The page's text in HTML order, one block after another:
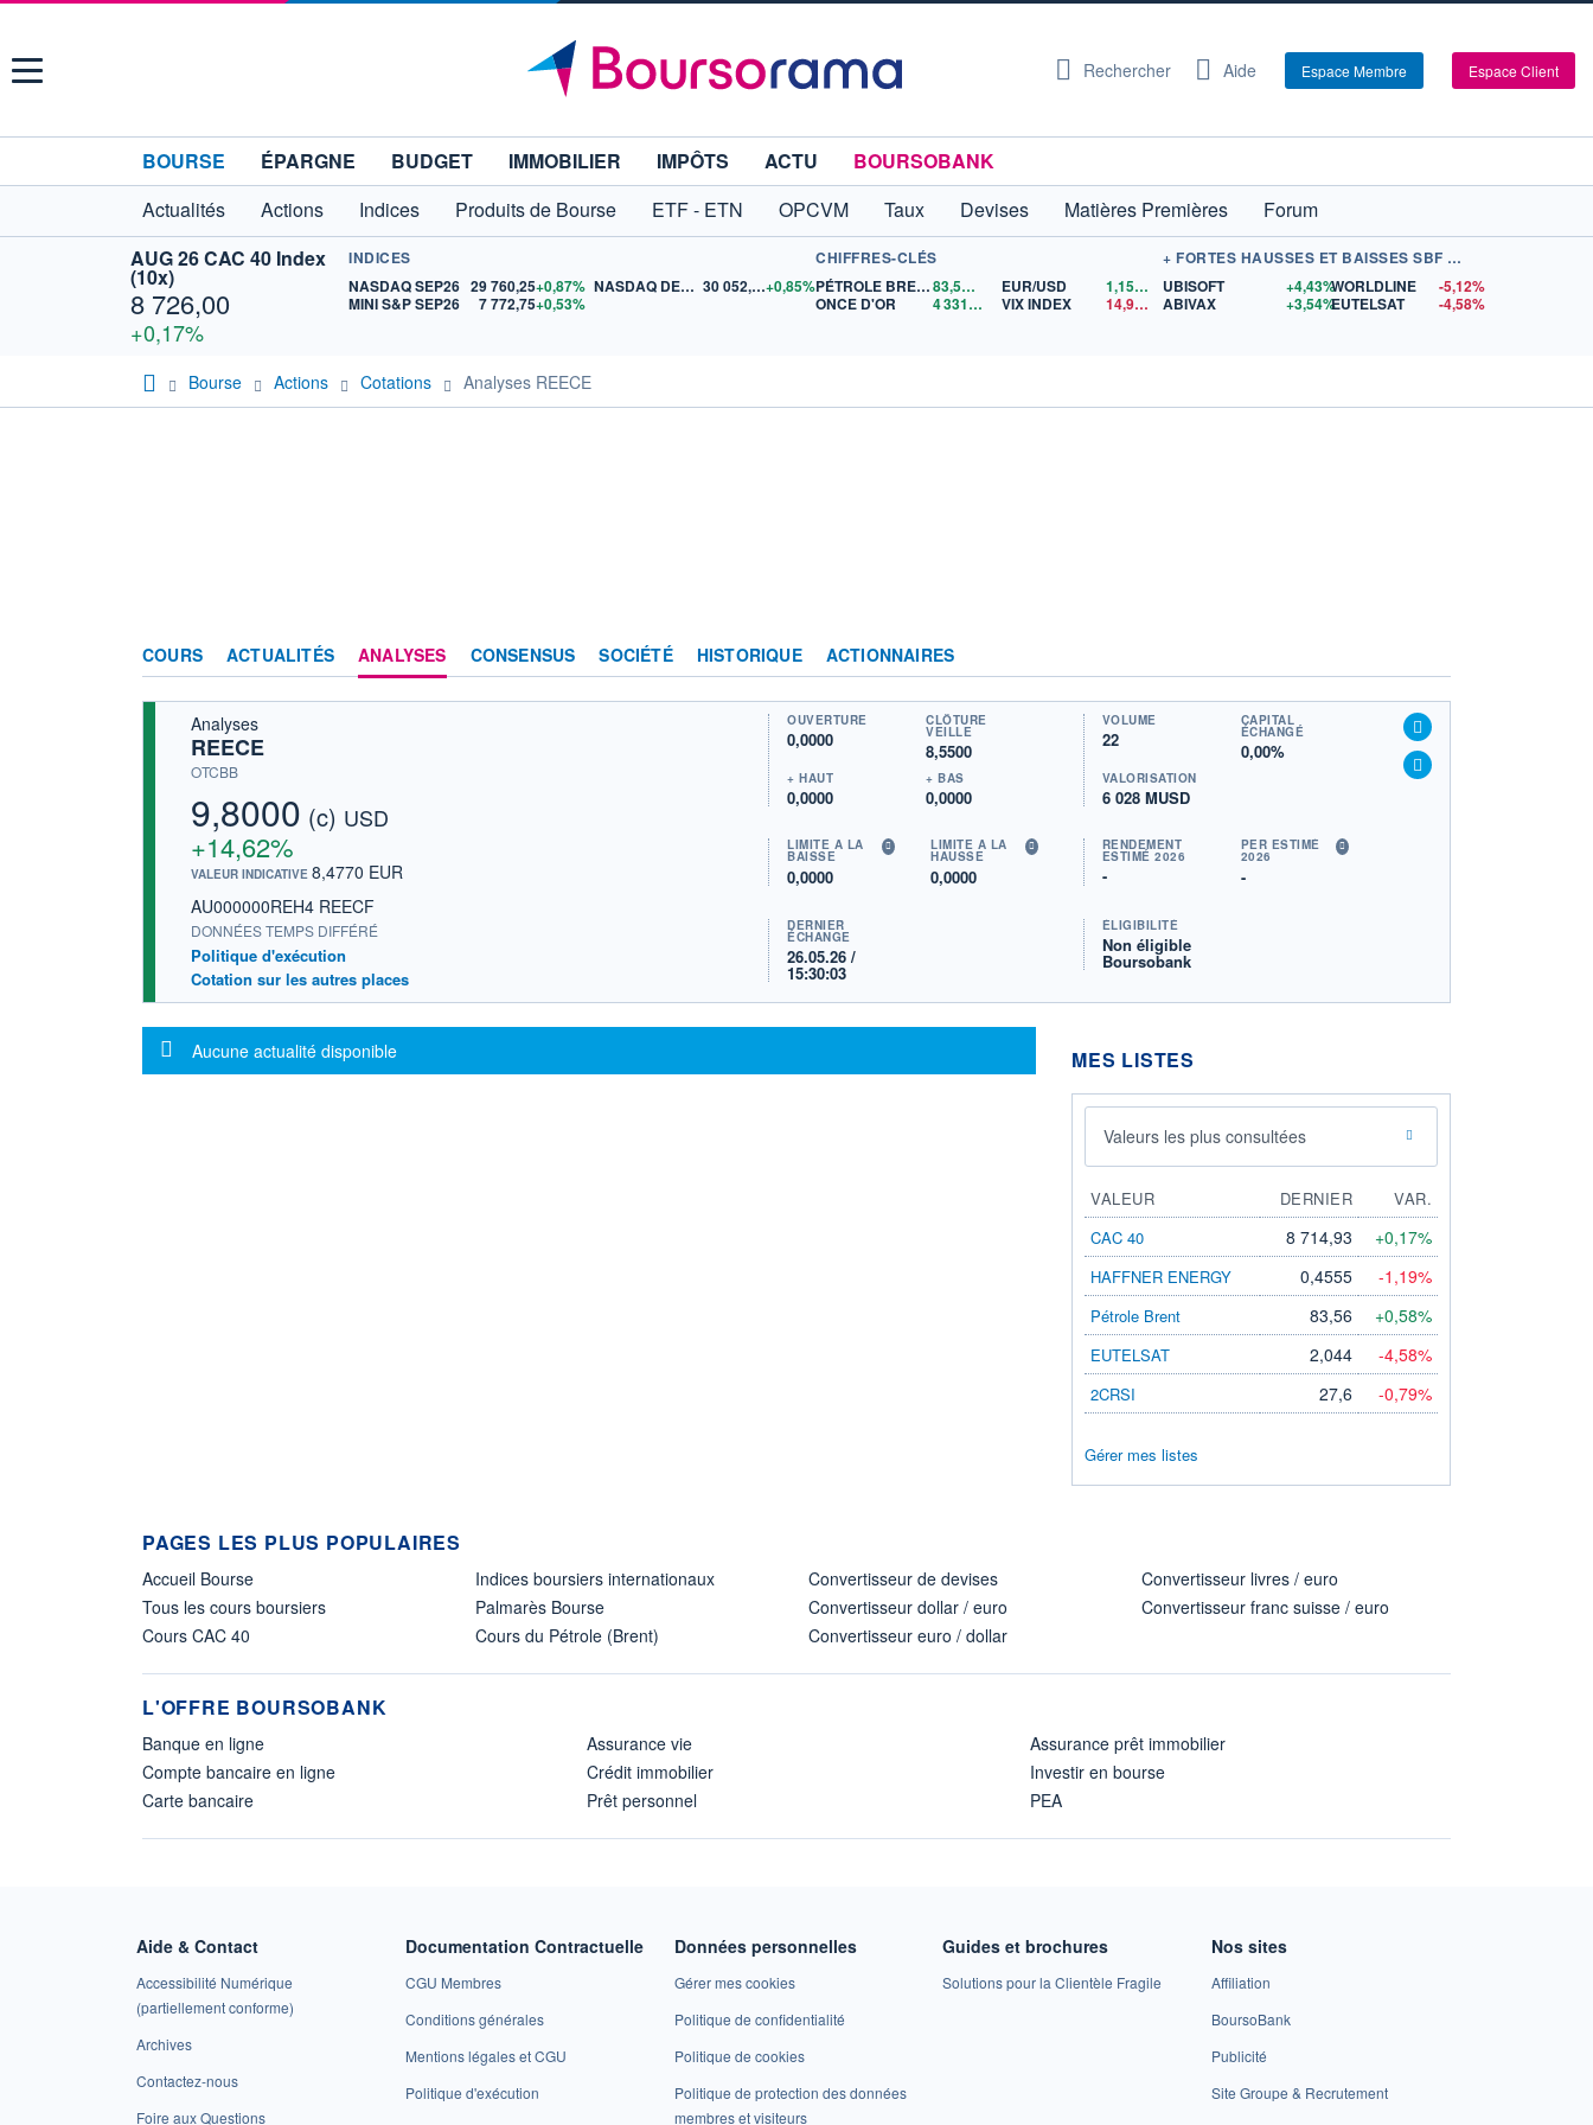
Menu Rechercher Aide Espace Membre Espace Client
BOURSE ÉPARGNE BUDGET IMMOBILIER IMPÔTS ACTU
BOURSOBANK
Actualités
Actions Indices Produits de Bourse ETF - ETN OPCVM Taux Devises Matières Premières
Forum
AUG 26 CAC 40 Index
(10x)
8 726,00
+0,17%
INDICES
NASDAQ SEP26 29 760,25+0,87%
MINI S&P SEP26
7 772,75+0,53%
NASDAQ DEC26 30 052,00+0,85%
CHIFFRES-CLÉS
PÉTROLE BRENT
83,56$US
ONCE D'OR
4 331,05 $US
EUR/USD 1,1560
$US
VIX INDEX
14,97$US
+ FORTES HAUSSES ET BAISSES SBF 120
UBISOFT
+4,43%
ABIVAX
+3,54%
WORLDLINE
-5,12%
EUTELSAT
-4,58%
Bourse Actions Cotations Analyses REECE
COURS ACTUALITÉS ANALYSES CONSENSUS SOCIÉTÉ HISTORIQUE ACTIONNAIRES
Analyses
REECE
OTCBB
9,8000 (c) USD
+14,62%
VALEUR INDICATIVE 8,4770 EUR
AU000000REH4 REECF
DONNÉES TEMPS DIFFÉRÉ
Politique d'exécution
Cotation sur les autres places
OUVERTURE
0,0000
CLÔTURE
VEILLE
8,5500
+ HAUT
0,0000
+ BAS
0,0000
VOLUME
22
CAPITAL
ÉCHANGÉ
0,00%
VALORISATION
6 028 MUSD
LIMITE À LA
BAISSE
0,0000
LIMITE À LA
HAUSSE
0,0000
RENDEMENT
ESTIMÉ 2026
-
PER ESTIMÉ
2026
-
DERNIER
ÉCHANGE
26.05.26 /
15:30:03
ÉLIGIBILITÉ
Non éligible
Boursobank
Message d'information
Aucune actualité disponible MES LISTES
Valeurs les plus consultées
VALEUR DERNIER
VAR.
CAC 40
8 714,93 +0,17%
HAFFNER ENERGY 0,4555 -1,19%
Pétrole Brent 83,56 +0,58%
EUTELSAT 2,044 -4,58%
2CRSI 27,6 -0,79%
Gérer mes listes
PAGES LES PLUS POPULAIRES
Accueil Bourse
Tous les cours boursiers
Cours CAC 40
Indices boursiers internationaux
Palmarès Bourse
Cours du Pétrole (Brent)
Convertisseur de devises
Convertisseur dollar / euro
Convertisseur euro / dollar
Convertisseur livres / euro
Convertisseur franc suisse / euro
L'OFFRE BOURSOBANK
Banque en ligne
Compte bancaire en ligne
Carte bancaire
Assurance vie
Crédit immobilier
Prêt personnel
Assurance prêt immobilier
Investir en bourse
PEA
Aide & Contact
Accessibilité Numérique
(partiellement conforme)
Archives
Contactez-nous
Foire aux Questions
Documentation Contractuelle
CGU Membres
Conditions générales
Mentions légales et CGU
Politique d'exécution
Données personnelles
Gérer mes cookies
Politique de confidentialité
Politique de cookies
Politique de protection des données
membres et visiteurs
Guides et brochures
Solutions pour la Clientèle Fragile
Nos sites
Affiliation
BoursoBank
Publicité
Site Groupe & Recrutement